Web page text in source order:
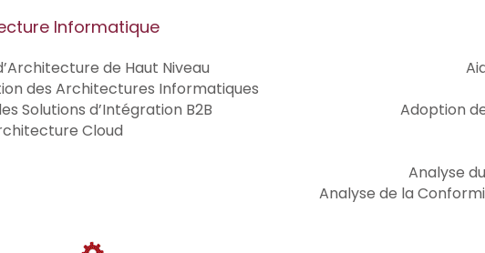
Informatique
de Haut Niveau
des Architectures Informatiques
Solutions d’Intégration B2B
Cloud
Adoption
Analyse
Analyse de la